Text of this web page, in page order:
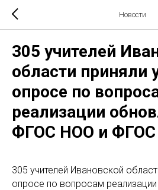
Новости
305 учителей
области приняли
опросе по
реализации
ФГОС НОО и
305 учителей Ивановской
опросе по вопросам